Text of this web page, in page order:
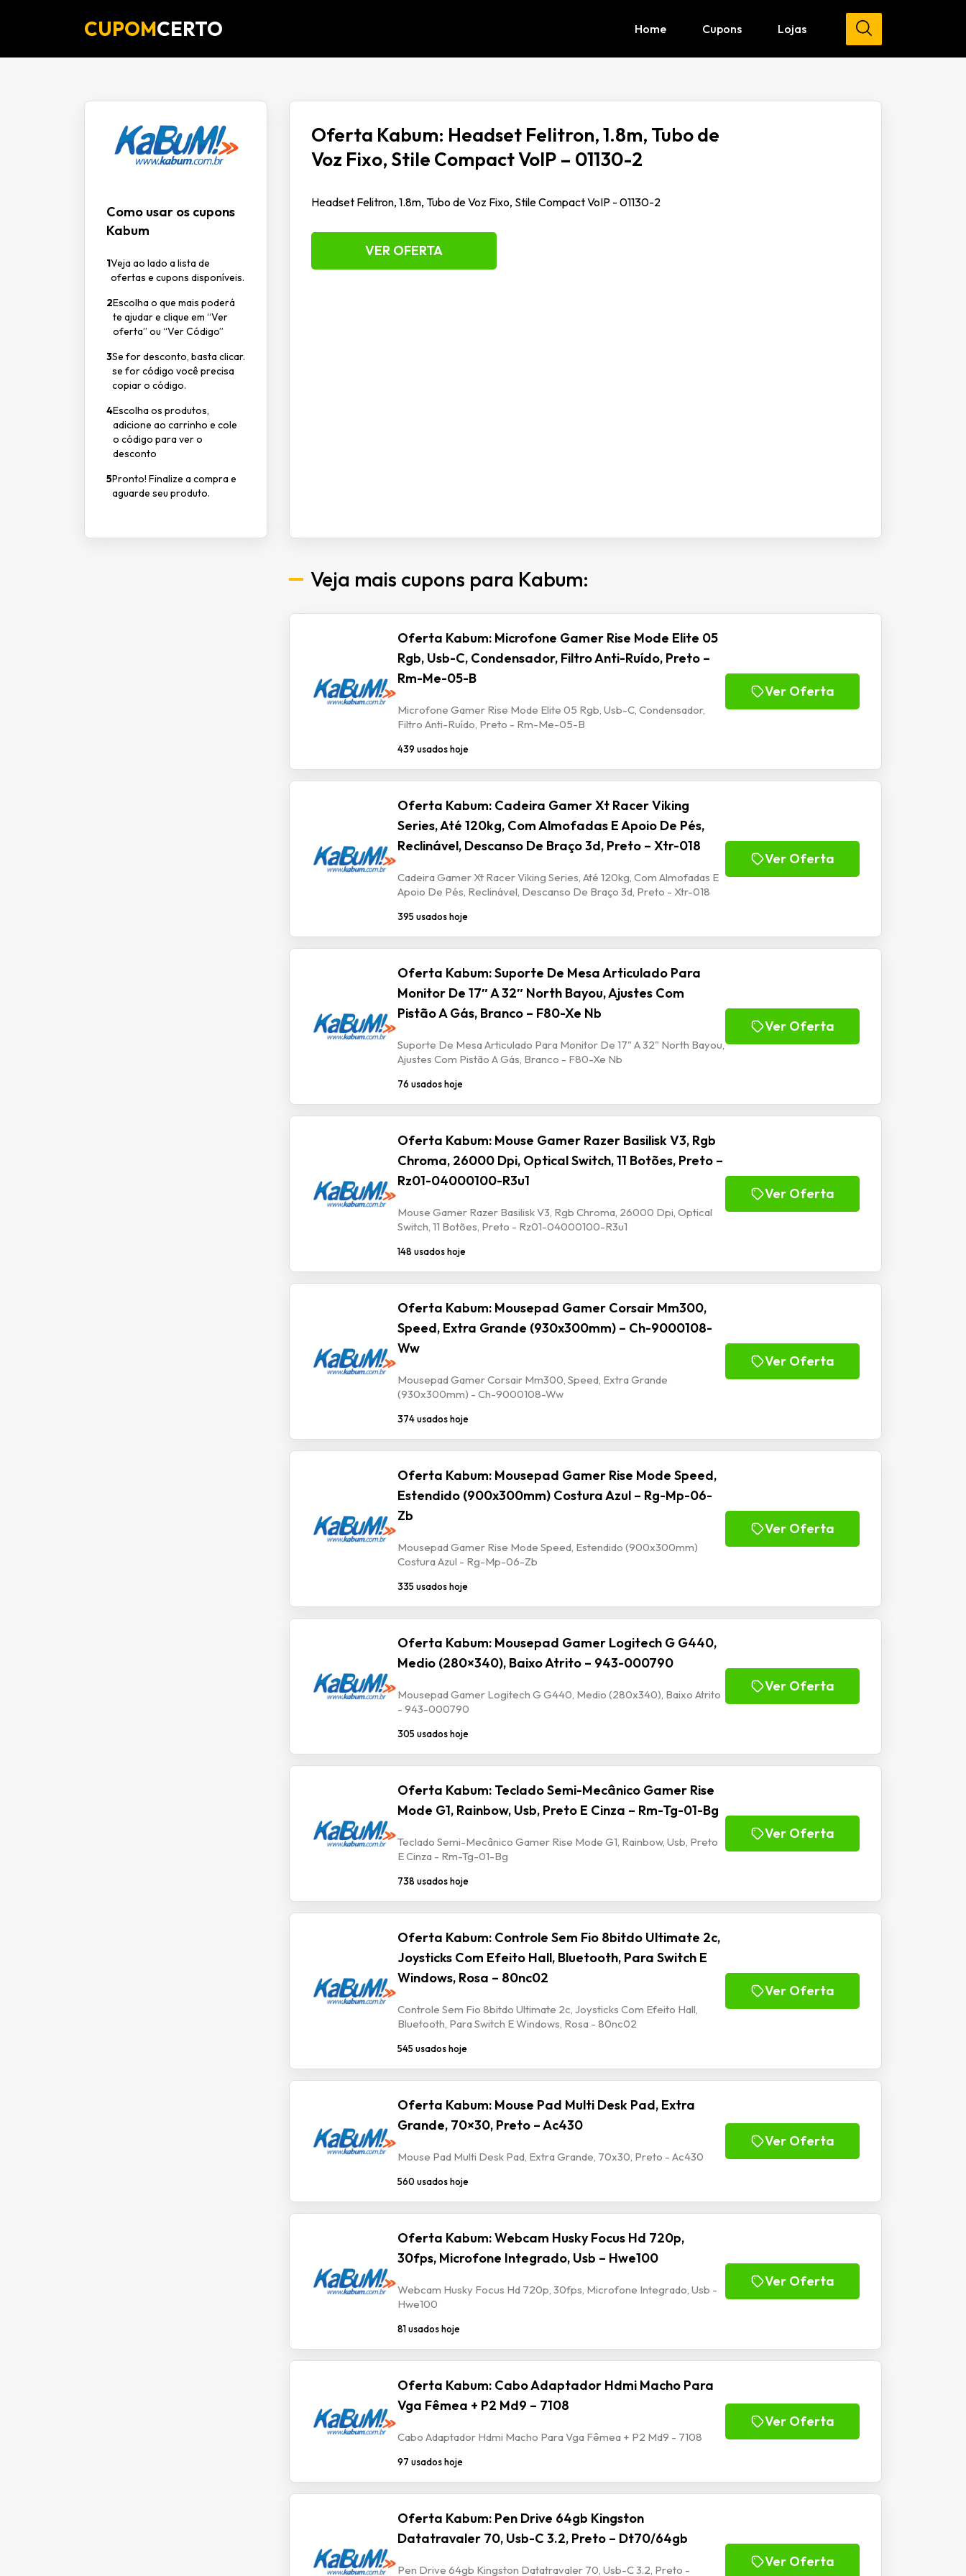
CUPOMCERTO Home Cupons Lojas
Como usar os cupons
Kabum
1Veja ao lado a lista de
ofertas e cupons disponíveis.
2Escolha o que mais poderá
te ajudar e clique em “Ver
oferta” ou “Ver Código”
3Se for desconto, basta clicar.
se for código você precisa
copiar o código.
4Escolha os produtos,
adicione ao carrinho e cole
o código para ver o
desconto
5Pronto! Finalize a compra e
aguarde seu produto.
Oferta Kabum: Headset Felitron, 1.8m, Tubo de
Voz Fixo, Stile Compact VoIP – 01130-2
Headset Felitron, 1.8m, Tubo de Voz Fixo, Stile Compact VoIP - 01130-2
VER OFERTA
Veja mais cupons para Kabum:
Oferta Kabum: Microfone Gamer Rise Mode Elite 05
Rgb, Usb-C, Condensador, Filtro Anti-Ruído, Preto –
Rm-Me-05-B
Microfone Gamer Rise Mode Elite 05 Rgb, Usb-C, Condensador,
Filtro Anti-Ruído, Preto - Rm-Me-05-B
439 usados hoje
Ver Oferta
Oferta Kabum: Cadeira Gamer Xt Racer Viking
Series, Até 120kg, Com Almofadas E Apoio De Pés,
Reclinável, Descanso De Braço 3d, Preto – Xtr-018
Cadeira Gamer Xt Racer Viking Series, Até 120kg, Com Almofadas E
Apoio De Pés, Reclinável, Descanso De Braço 3d, Preto - Xtr-018
395 usados hoje
Ver Oferta
Oferta Kabum: Suporte De Mesa Articulado Para
Monitor De 17″ A 32″ North Bayou, Ajustes Com
Pistão A Gás, Branco – F80-Xe Nb
Suporte De Mesa Articulado Para Monitor De 17" A 32" North Bayou,
Ajustes Com Pistão A Gás, Branco - F80-Xe Nb
76 usados hoje
Ver Oferta
Oferta Kabum: Mouse Gamer Razer Basilisk V3, Rgb
Chroma, 26000 Dpi, Optical Switch, 11 Botões, Preto –
Rz01-04000100-R3u1
Mouse Gamer Razer Basilisk V3, Rgb Chroma, 26000 Dpi, Optical
Switch, 11 Botões, Preto - Rz01-04000100-R3u1
148 usados hoje
Ver Oferta
Oferta Kabum: Mousepad Gamer Corsair Mm300,
Speed, Extra Grande (930x300mm) – Ch-9000108-
Ww
Mousepad Gamer Corsair Mm300, Speed, Extra Grande
(930x300mm) - Ch-9000108-Ww
374 usados hoje
Ver Oferta
Oferta Kabum: Mousepad Gamer Rise Mode Speed,
Estendido (900x300mm) Costura Azul – Rg-Mp-06-
Zb
Mousepad Gamer Rise Mode Speed, Estendido (900x300mm)
Costura Azul - Rg-Mp-06-Zb
335 usados hoje
Ver Oferta
Oferta Kabum: Mousepad Gamer Logitech G G440,
Medio (280×340), Baixo Atrito – 943-000790
Mousepad Gamer Logitech G G440, Medio (280x340), Baixo Atrito
- 943-000790
305 usados hoje
Ver Oferta
Oferta Kabum: Teclado Semi-Mecânico Gamer Rise
Mode G1, Rainbow, Usb, Preto E Cinza – Rm-Tg-01-Bg
Teclado Semi-Mecânico Gamer Rise Mode G1, Rainbow, Usb, Preto
E Cinza - Rm-Tg-01-Bg
738 usados hoje
Ver Oferta
Oferta Kabum: Controle Sem Fio 8bitdo Ultimate 2c,
Joysticks Com Efeito Hall, Bluetooth, Para Switch E
Windows, Rosa – 80nc02
Controle Sem Fio 8bitdo Ultimate 2c, Joysticks Com Efeito Hall,
Bluetooth, Para Switch E Windows, Rosa - 80nc02
545 usados hoje
Ver Oferta
Oferta Kabum: Mouse Pad Multi Desk Pad, Extra
Grande, 70×30, Preto – Ac430
Mouse Pad Multi Desk Pad, Extra Grande, 70x30, Preto - Ac430
560 usados hoje
Ver Oferta
Oferta Kabum: Webcam Husky Focus Hd 720p,
30fps, Microfone Integrado, Usb – Hwe100
Webcam Husky Focus Hd 720p, 30fps, Microfone Integrado, Usb -
Hwe100
81 usados hoje
Ver Oferta
Oferta Kabum: Cabo Adaptador Hdmi Macho Para
Vga Fêmea + P2 Md9 – 7108
Cabo Adaptador Hdmi Macho Para Vga Fêmea + P2 Md9 - 7108
97 usados hoje
Ver Oferta
Oferta Kabum: Pen Drive 64gb Kingston
Datatravaler 70, Usb-C 3.2, Preto – Dt70/64gb
Pen Drive 64gb Kingston Datatravaler 70, Usb-C 3.2, Preto -
Ver Oferta